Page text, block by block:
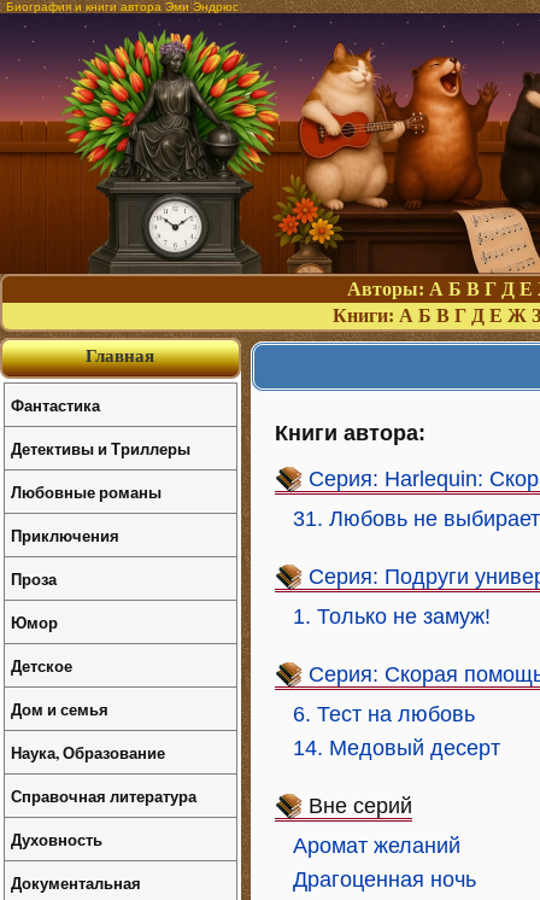
Биография и книги автора Эми Эндрюс
Авторы: А Б В Г Д Е
Книги: А Б В Г Д Е Ж З
Книги автора:
Серия: Harlequin:
31. Любовь не выбирает
Серия: Подруги
1. Только не замуж!
Серия: Скорая
6. Тест на любовь
14. Медовый десерт
Вне серий
Аромат желаний
Драгоценная ночь
Главная
Фантастика
Детективы и Триллеры
Любовные романы
Приключения
Проза
Юмор
Детское
Дом и семья
Наука, Образование
Справочная литература
Духовность
Документальная